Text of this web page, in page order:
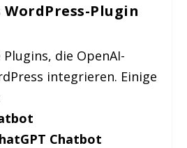
WordPress-Plugin
die OpenAI-
integrieren. Einige
Chatbot